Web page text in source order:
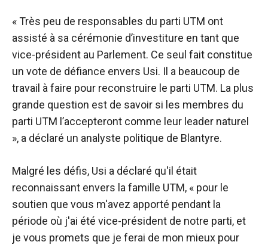
« Très peu de responsables du parti UTM ont
assisté à sa cérémonie d’investiture en tant que
vice-président au Parlement. Ce seul fait constitue
un vote de défiance envers Usi. Il a beaucoup de
travail à faire pour reconstruire le parti UTM. La plus
grande question est de savoir si les membres du
parti UTM l’accepteront comme leur leader naturel
», a déclaré un analyste politique de Blantyre.
Malgré les défis, Usi a déclaré qu'il était
reconnaissant envers la famille UTM, « pour le
soutien que vous m'avez apporté pendant la
période où j'ai été vice-président de notre parti, et
je vous promets que je ferai de mon mieux pour